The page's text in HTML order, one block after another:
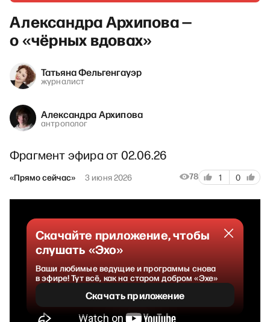
Александра Архипова —
о «чёрных вдовах»
Татьяна Фельгенгауэр
журналист
Александра Архипова
антрополог
Фрагмент эфира от 02.06.26
«Прямо сейчас» 3 июня 2026 78 1 0
Скачайте приложение, чтобы
слушать «Эхо»
Ваши любимые ведущие и программы снова
в эфире! Тут всё, как на старом добром «Эхе»
Скачать приложение